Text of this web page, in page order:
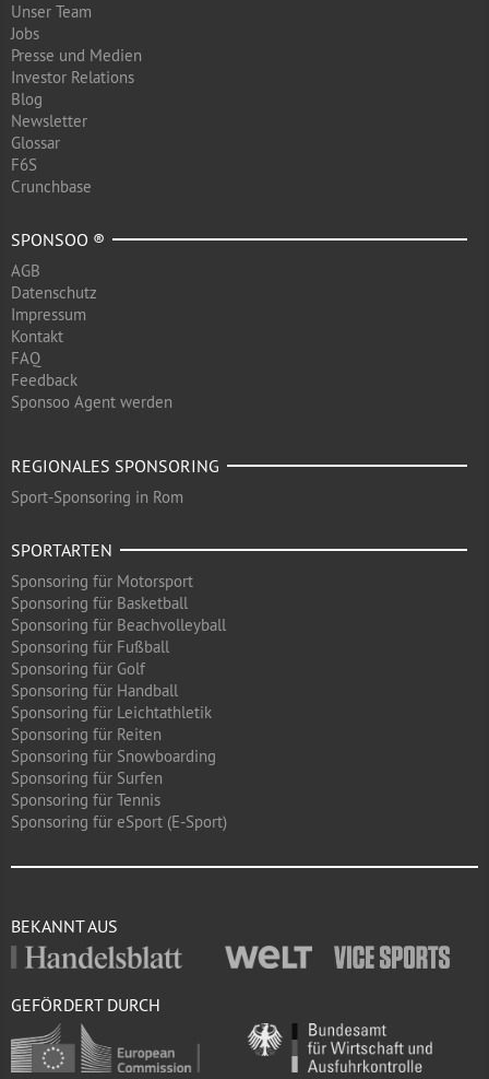
Unser Team
Jobs
Presse und Medien
Investor Relations
Blog
Newsletter
Glossar
F6S
Crunchbase
SPONSOO ®
AGB
Datenschutz
Impressum
Kontakt
FAQ
Feedback
Sponsoo Agent werden
REGIONALES SPONSORING
Sport-Sponsoring in Rom
SPORTARTEN
Sponsoring für Motorsport
Sponsoring für Basketball
Sponsoring für Beachvolleyball
Sponsoring für Fußball
Sponsoring für Golf
Sponsoring für Handball
Sponsoring für Leichtathletik
Sponsoring für Reiten
Sponsoring für Snowboarding
Sponsoring für Surfen
Sponsoring für Tennis
Sponsoring für eSport (E-Sport)
BEKANNT AUS
GEFÖRDERT DURCH